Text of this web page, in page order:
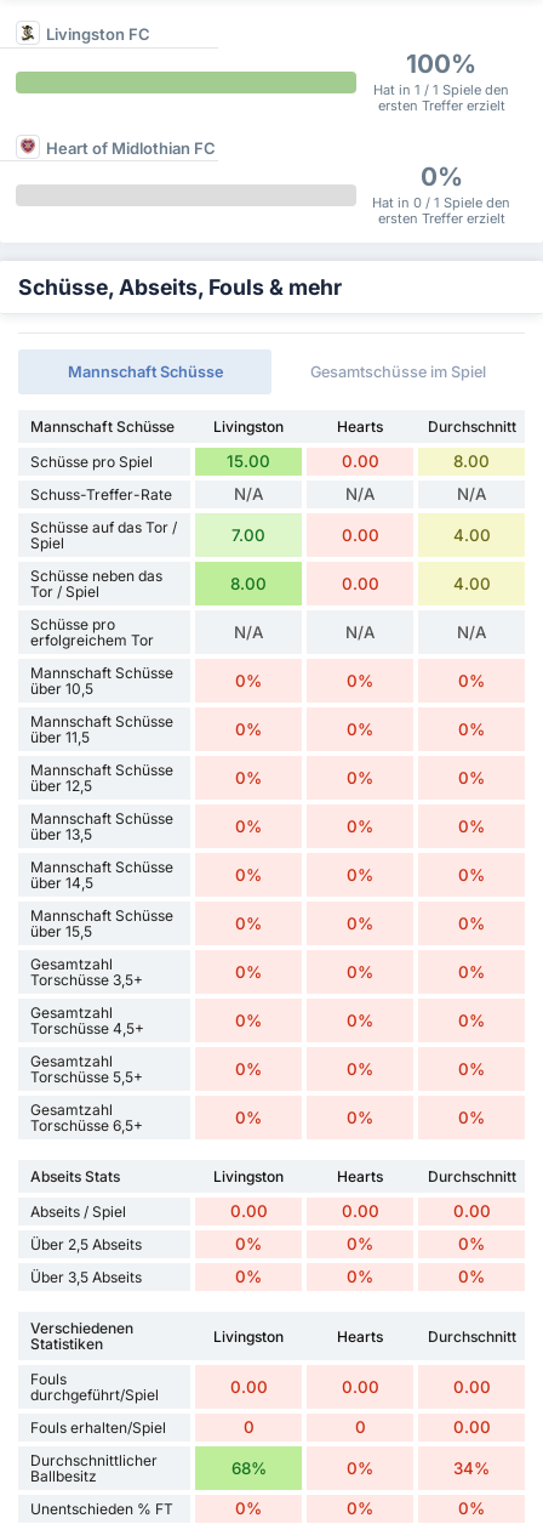
Livingston FC
100%
Hat in 1 / 1 Spiele den
ersten Treffer erzielt
Heart of Midlothian FC
0%
Hat in 0 / 1 Spiele den
ersten Treffer erzielt
Schüsse, Abseits, Fouls & mehr
Mannschaft Schüsse Gesamtschüsse im Spiel
Mannschaft Schüsse Livingston Hearts
Durchschnitt
Schüsse pro Spiel
15.00 0.00 8.00
Schuss-Treffer-Rate N/A N/A N/A
Schüsse auf das Tor /
Spiel
7.00 0.00 4.00
Schüsse neben das
Tor / Spiel
8.00 0.00 4.00
Schüsse pro
erfolgreichem Tor
N/A N/A N/A
Mannschaft Schüsse
über 10,5
0% 0% 0%
Mannschaft Schüsse
über 11,5
0% 0% 0%
Mannschaft Schüsse
über 12,5
0% 0% 0%
Mannschaft Schüsse
über 13,5
0% 0% 0%
Mannschaft Schüsse
über 14,5
0% 0% 0%
Mannschaft Schüsse
über 15,5
0% 0% 0%
Gesamtzahl
Torschüsse 3,5+
0% 0% 0%
Gesamtzahl
Torschüsse 4,5+
0% 0% 0%
Gesamtzahl
Torschüsse 5,5+
0% 0% 0%
Gesamtzahl
Torschüsse 6,5+
0% 0% 0%
Abseits Stats Livingston Hearts
Durchschnitt
Abseits / Spiel
0.00 0.00 0.00
Über 2,5 Abseits 0% 0% 0%
Über 3,5 Abseits 0% 0% 0%
Verschiedenen
Statistiken
Livingston Hearts Durchschnitt
Fouls
durchgeführt/Spiel
0.00 0.00 0.00
Fouls erhalten/Spiel 0 0 0.00
Durchschnittlicher
Ballbesitz
68% 0% 34%
Unentschieden % FT 0% 0% 0%